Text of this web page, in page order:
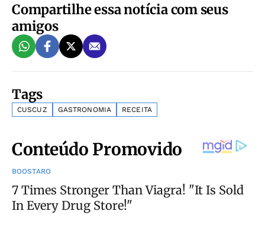
Compartilhe essa notícia com seus
amigos
Tags
CUSCUZ GASTRONOMIA RECEITA